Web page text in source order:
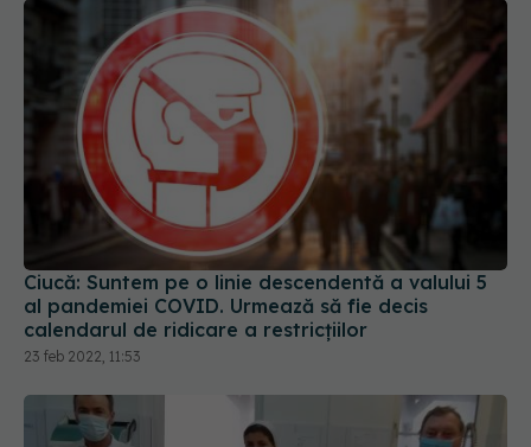
Ciucă: Suntem pe o linie descendentă a valului 5
al pandemiei COVID. Urmează să fie decis
calendarul de ridicare a restricțiilor
23 feb 2022, 11:53